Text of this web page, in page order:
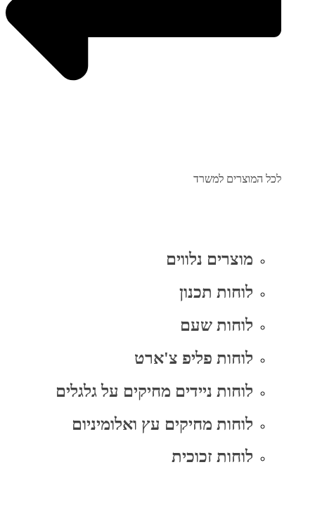
לכל המוצרים למשרד
מוצרים נלווים
לוחות תכנון
לוחות שעם
לוחות פליפ צ'ארט
לוחות ניידים מחיקים על גלגלים
לוחות מחיקים עץ ואלומיניום
לוחות זכוכית